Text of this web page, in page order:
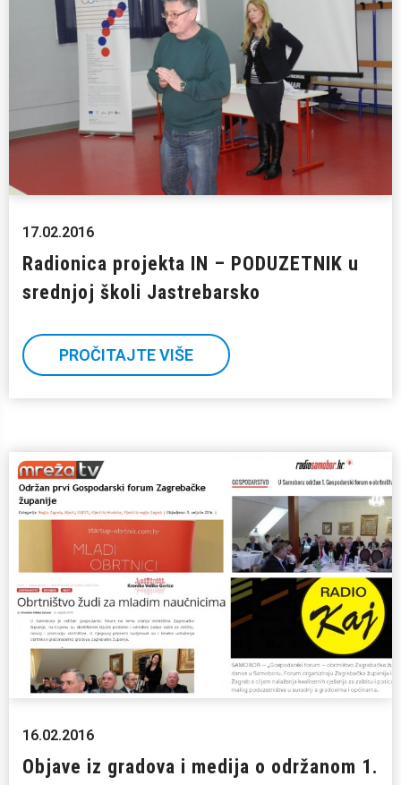
17.02.2016
Radionica projekta IN – PODUZETNIK u
srednjoj školi Jastrebarsko
PROČITAJTE VIŠE
16.02.2016
Objave iz gradova i medija o održanom 1.